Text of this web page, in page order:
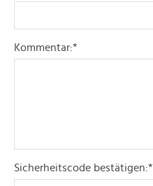
Kommentar:*
Sicherheitscode bestätigen:*